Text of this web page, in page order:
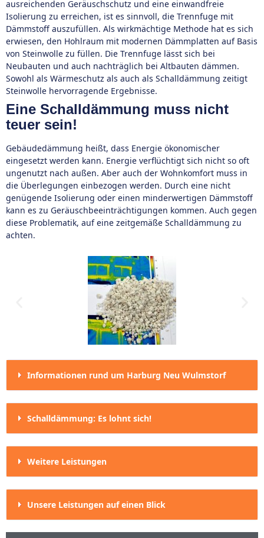
ausreichenden Geräuschschutz und eine einwandfreie
Isolierung zu erreichen, ist es sinnvoll, die Trennfuge mit
Dämmstoff auszufüllen. Als wirkmächtige Methode hat es sich
erwiesen, den Hohlraum mit modernen Dämmplatten auf Basis
von Steinwolle zu füllen. Die Trennfuge lässt sich bei
Neubauten und auch nachträglich bei Altbauten dämmen.
Sowohl als Wärmeschutz als auch als Schalldämmung zeitigt
Steinwolle hervorragende Ergebnisse.
Eine Schalldämmung muss nicht
teuer sein!
Gebäudedämmung heißt, dass Energie ökonomischer
eingesetzt werden kann. Energie verflüchtigt sich nicht so oft
ungenutzt nach außen. Aber auch der Wohnkomfort muss in
die Überlegungen einbezogen werden. Durch eine nicht
genügende Isolierung oder einen minderwertigen Dämmstoff
kann es zu Geräuschbeeinträchtigungen kommen. Auch gegen
diese Problematik, auf eine zeitgemäße Schalldämmung zu
achten.
Informationen rund um Harburg Neu Wulmstorf
Schalldämmung: Es lohnt sich!
Weitere Leistungen
Unsere Leistungen auf einen Blick